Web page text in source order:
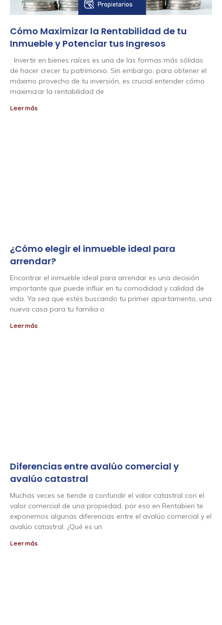
Cómo Maximizar la Rentabilidad de tu
Inmueble y Potenciar tus Ingresos
Invertir en bienes raíces es una de las formas más sólidas
de hacer crecer tu patrimonio. Sin embargo, para obtener el
máximo provecho de tu inversión, es crucial entender cómo
maximizar la rentabilidad de
Leer más
¿Cómo elegir el inmueble ideal para
arrendar?
Encontrar el inmueble ideal para arrendar es una decisión
importante que puede influir en tu comodidad y calidad de
vida. Ya sea que estés buscando tu primer apartamento, una
nueva casa para tu familia o
Leer más
Diferencias entre avalúo comercial y
avalúo catastral
Muchas veces se tiende a confundir el valor catastral con el
valor comercial de una propiedad, por eso en Rentabien te
exponemos algunas diferencias entre el avalúo comercial y el
avalúo catastral. ¿Qué es un
Leer más